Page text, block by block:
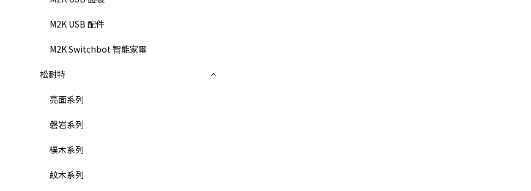
M2K USB 配件
M2K Switchbot 智能家電
松耐特
亮面系列
磐岩系列
樸木系列
紋木系列